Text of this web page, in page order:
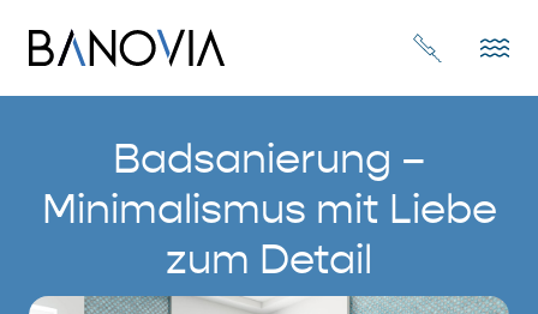
Badsanierung –
Minimalismus mit Liebe
zum Detail